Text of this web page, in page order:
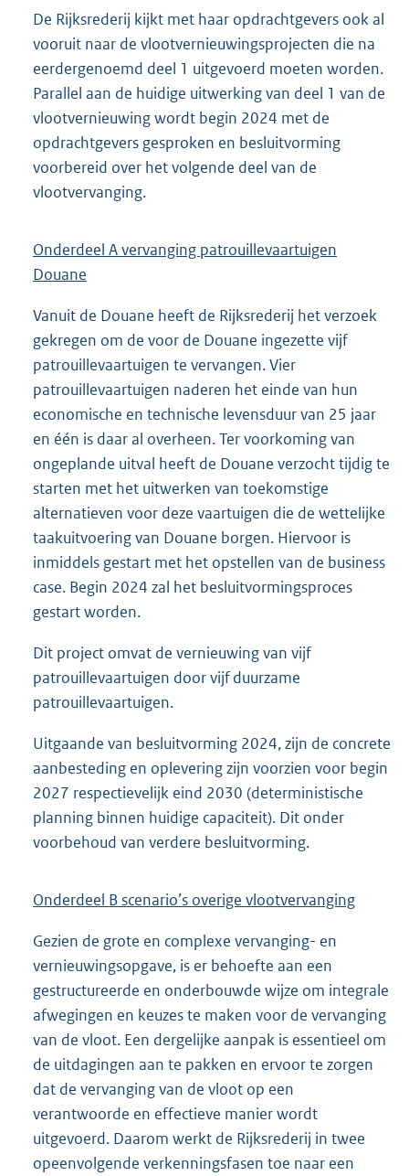
De Rijksrederij kijkt met haar opdrachtgevers ook al
vooruit naar de vlootvernieuwingsprojecten die na
eerdergenoemd deel 1 uitgevoerd moeten worden.
Parallel aan de huidige uitwerking van deel 1 van de
vlootvernieuwing wordt begin 2024 met de
opdrachtgevers gesproken en besluitvorming
voorbereid over het volgende deel van de
vlootvervanging.
Onderdeel A vervanging patrouillevaartuigen
Douane
Vanuit de Douane heeft de Rijksrederij het verzoek
gekregen om de voor de Douane ingezette vijf
patrouillevaartuigen te vervangen. Vier
patrouillevaartuigen naderen het einde van hun
economische en technische levensduur van 25 jaar
en één is daar al overheen. Ter voorkoming van
ongeplande uitval heeft de Douane verzocht tijdig te
starten met het uitwerken van toekomstige
alternatieven voor deze vaartuigen die de wettelijke
taakuitvoering van Douane borgen. Hiervoor is
inmiddels gestart met het opstellen van de business
case. Begin 2024 zal het besluitvormingsproces
gestart worden.
Dit project omvat de vernieuwing van vijf
patrouillevaartuigen door vijf duurzame
patrouillevaartuigen.
Uitgaande van besluitvorming 2024, zijn de concrete
aanbesteding en oplevering zijn voorzien voor begin
2027 respectievelijk eind 2030 (deterministische
planning binnen huidige capaciteit). Dit onder
voorbehoud van verdere besluitvorming.
Onderdeel B scenario’s overige vlootvervanging
Gezien de grote en complexe vervanging- en
vernieuwingsopgave, is er behoefte aan een
gestructureerde en onderbouwde wijze om integrale
afwegingen en keuzes te maken voor de vervanging
van de vloot. Een dergelijke aanpak is essentieel om
de uitdagingen aan te pakken en ervoor te zorgen
dat de vervanging van de vloot op een
verantwoorde en effectieve manier wordt
uitgevoerd. Daarom werkt de Rijksrederij in twee
opeenvolgende verkenningsfasen toe naar een